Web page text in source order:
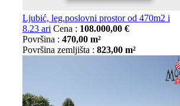
Ljubić, leg.poslovni prostor od 470m2 i
8.23 ari Cena : 108.000,00 €
Površina : 470,00 m²
Površina zemljišta : 823,00 m²